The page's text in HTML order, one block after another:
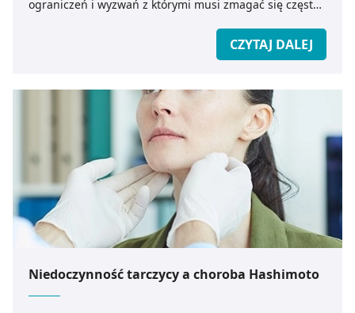
ograniczeń i wyzwań z którymi musi zmagać się często
Parkinsona? Na jakie początkowe objawy schorzenia
warto wrócić uwagę, aby jak najszybciej rozpocząć
CZYTAJ DALEJ
Niedoczynność tarczycy a choroba Hashimoto